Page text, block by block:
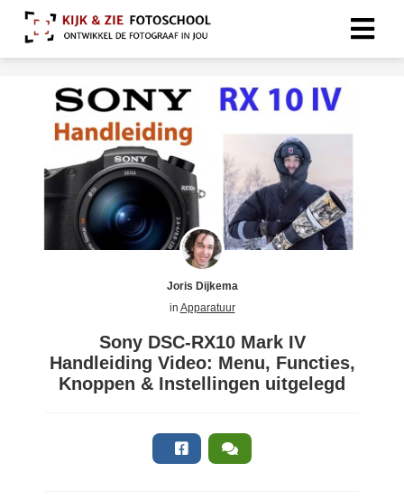
Joris Dijkema
in Apparatuur
Sony DSC-RX10 Mark IV
Handleiding Video: Menu, Functies,
Knoppen & Instellingen uitgelegd